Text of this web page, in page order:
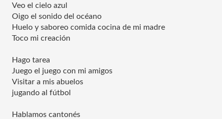
Veo el cielo azul
Oigo el sonido del océano
Huelo y saboreo comida cocina de mi madre
Toco mi creación
Hago tarea
Juego el juego con mi amigos
Visitar a mis abuelos
jugando al fútbol
Hablamos cantonés